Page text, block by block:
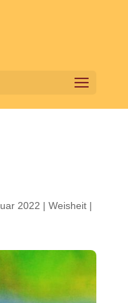
2022 | Weisheit|